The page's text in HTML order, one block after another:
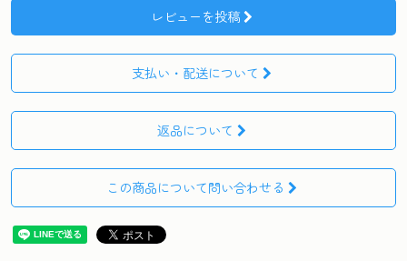
レビューを投稿
支払い・配送について
返品について
この商品について問い合わせる